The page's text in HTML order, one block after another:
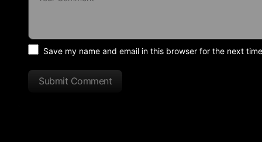
Save my name and email in this browser for the next
Submit Comment